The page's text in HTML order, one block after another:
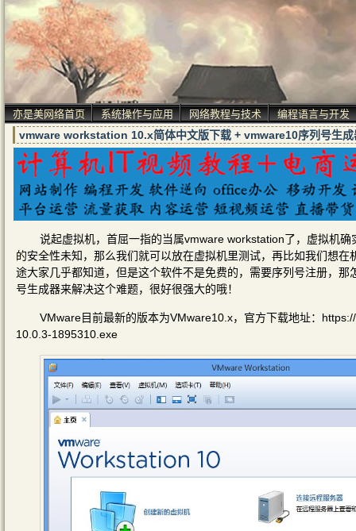
亦是美网络首页 系统操作与应用 网络教程与技术 编程语言与开发
vmware workstation 10.x简体中文版下载 + vmware10序列号生成
说起虚拟机，首屈一指的当属vmware workstation了，虚拟机
的安全性未知，那么我们就可以放在虚拟机里测试，再比如我们想
途大家几乎都知道，但是这个软件不是免费的，需要序列号注册，
号生成器来解决这个难题，很好很强大的哦！
VMware目前最新的版本为VMware10.x，官方下载地址：
10.0.3-1895310.exe